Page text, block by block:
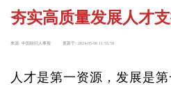
夯实高质量发展人才
来源: 中国组织人事报 更新于: 2024-05-06 11:55:59
人才是第一资源，发展是